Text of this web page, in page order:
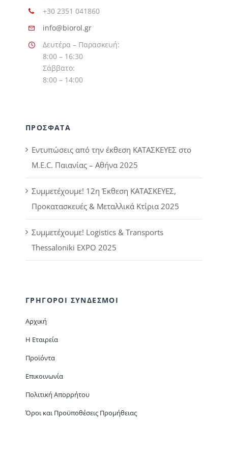
+30 2351 041860
info@biorol.gr
Δευτέρα – Παρασκευή:
8:00 – 16:30
Σάββατο:
8:00 – 14:00
ΠΡΟΣΦΑΤΑ
Εντυπώσεις από την έκθεση ΚΑΤΑΣΚΕΥΕΣ στο
M.E.C. Παιανίας – Αθήνα 2025
Συμμετέχουμε! 12η Έκθεση ΚΑΤΑΣΚΕΥΕΣ,
Προκατασκευές & Μεταλλικά Κτίρια 2025
Συμμετέχουμε! Logistics & Transports
Thessaloniki EXPO 2025
ΓΡΗΓΟΡΟΙ ΣΥΝΔΕΣΜΟΙ
Αρχική
Η Εταιρεία
Προϊόντα
Επικοινωνία
Πολιτική Απορρήτου
Όροι και Προϋποθέσεις Προμήθειας